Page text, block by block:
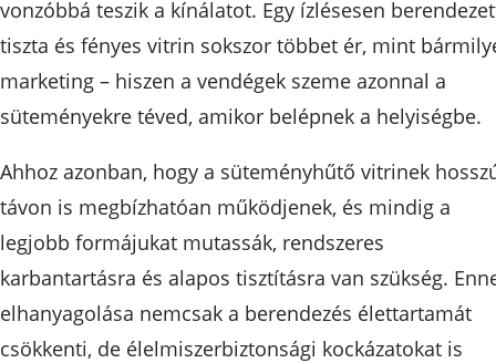
vonzóbbá teszik a kínálatot. Egy ízlésesen
tiszta és fényes vitrin sokszor többet ér, mint
marketing – hiszen a vendégek szeme azonnal a
süteményekre téved, amikor belépnek a helyiségbe.
Ahhoz azonban, hogy a süteményhűtő vitrinek
távon is megbízhatóan működjenek, és mindig a
legjobb formájukat mutassák, rendszeres
karbantartásra és alapos tisztításra van szükség.
elhanyagolása nemcsak a berendezés élettartamát
csökkenti, de élelmiszerbiztonsági kockázatokat is